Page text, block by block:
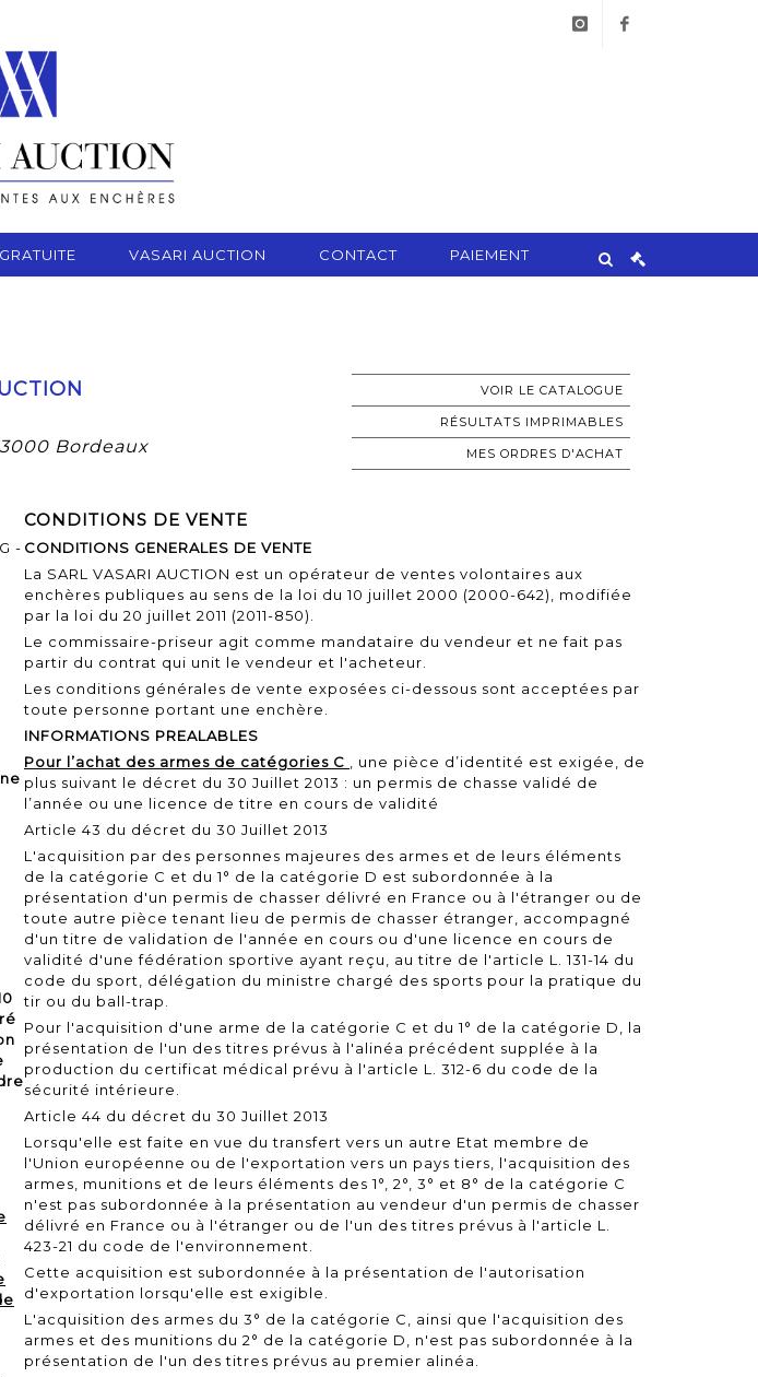
VASARI AUCTION CONTACT PAIEMENT
Bordeaux
VOIR LE CATALOGUE
RÉSULTATS IMPRIMABLES
MES ORDRES D'ACHAT
-
CONDITIONS DE VENTE
CONDITIONS GENERALES DE VENTE
La SARL VASARI AUCTION est un opérateur de ventes volontaires aux
enchères publiques au sens de la loi du 10 juillet 2000 (2000-642), modifiée
par la loi du 20 juillet 2011 (2011-850).
Le commissaire-priseur agit comme mandataire du vendeur et ne fait pas
partir du contrat qui unit le vendeur et l'acheteur.
Les conditions générales de vente exposées ci-dessous sont acceptées par
toute personne portant une enchère.
INFORMATIONS PREALABLES
Pour l’achat des armes de catégories C
, une pièce d’identité est exigée, de
plus suivant le décret du 30 Juillet 2013 : un permis de chasse validé de
l’année ou une licence de titre en cours de validité
Article 43 du décret du 30 Juillet 2013
L'acquisition par des personnes majeures des armes et de leurs éléments
de la catégorie C et du 1° de la catégorie D est subordonnée à la
présentation d'un permis de chasser délivré en France ou à l'étranger ou de
toute autre pièce tenant lieu de permis de chasser étranger, accompagné
d'un titre de validation de l'année en cours ou d'une licence en cours de
validité d'une fédération sportive ayant reçu, au titre de l'article L. 131-14 du
code du sport, délégation du ministre chargé des sports pour la pratique du
tir ou du ball-trap.
Pour l'acquisition d'une arme de la catégorie C et du 1° de la catégorie D, la
présentation de l'un des titres prévus à l'alinéa précédent supplée à la
production du certificat médical prévu à l'article L. 312-6 du code de la
sécurité intérieure.
Article 44 du décret du 30 Juillet 2013
Lorsqu'elle est faite en vue du transfert vers un autre Etat membre de
l'Union européenne ou de l'exportation vers un pays tiers, l'acquisition des
armes, munitions et de leurs éléments des 1°, 2°, 3° et 8° de la catégorie C
n'est pas subordonnée à la présentation au vendeur d'un permis de chasser
délivré en France ou à l'étranger ou de l'un des titres prévus à l'article L.
423-21 du code de l'environnement.
Cette acquisition est subordonnée à la présentation de l'autorisation
d'exportation lorsqu'elle est exigible.
L'acquisition des armes du 3° de la catégorie C, ainsi que l'acquisition des
armes et des munitions du 2° de la catégorie D, n'est pas subordonnée à la
présentation de l'un des titres prévus au premier alinéa.